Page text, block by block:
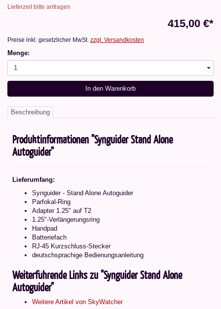
Lieferzeit bitte anfragen
415,00 €*
Preise inkl. gesetzlicher MwSt. zzgl. Versandkosten
Menge:
1
In den Warenkorb
Beschreibung
Produktinformationen "Synguider Stand Alone
Autoguider"
Lieferumfang:
Synguider - Stand Alone Autoguider
Parfokal-Ring
Adapter 1.25" auf T2
1.25"-Verlängerungsring
Handpad
Batteriefach
RJ-45 Kurzschluss-Stecker
deutschsprachige Bedienungsanleitung
Weiterführende Links zu "Synguider Stand Alone
Autoguider"
Weitere Artikel von SkyWatcher